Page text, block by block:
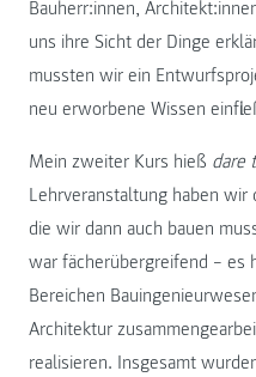
Bauherr:innen,
uns ihre Sicht der Dinge
mussten wir ein
neu erworbene Wissen
Mein zweiter Kurs hieß dare
Lehrveranstaltung haben
die wir dann auch bauen
war fächerübergreifend – es
Bereichen
Architektur
realisieren. Insgesamt